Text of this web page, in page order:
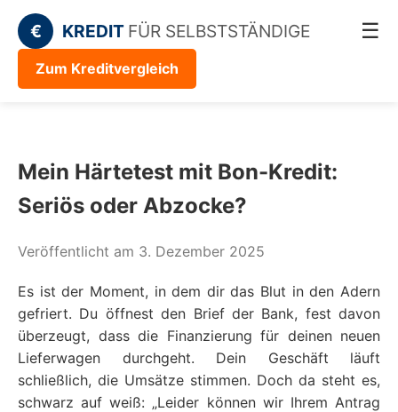
€ KREDIT FÜR SELBSTSTÄNDIGE ☰
Zum Kreditvergleich
Mein Härtetest mit Bon-Kredit:
Seriös oder Abzocke?
Veröffentlicht am 3. Dezember 2025
Es ist der Moment, in dem dir das Blut in den Adern
gefriert. Du öffnest den Brief der Bank, fest davon
überzeugt, dass die Finanzierung für deinen neuen
Lieferwagen durchgeht. Dein Geschäft läuft
schließlich, die Umsätze stimmen. Doch da steht es,
schwarz auf weiß: „Leider können wir Ihrem Antrag